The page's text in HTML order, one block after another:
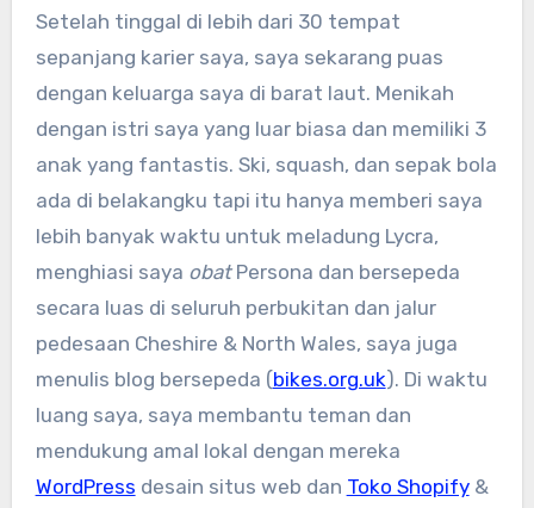
Setelah tinggal di lebih dari 30 tempat
sepanjang karier saya, saya sekarang puas
dengan keluarga saya di barat laut. Menikah
dengan istri saya yang luar biasa dan memiliki 3
anak yang fantastis. Ski, squash, dan sepak bola
ada di belakangku tapi itu hanya memberi saya
lebih banyak waktu untuk meladung Lycra,
menghiasi saya obatPersona dan bersepeda
secara luas di seluruh perbukitan dan jalur
pedesaan Cheshire & North Wales, saya juga
menulis blog bersepeda (bikes.org.uk). Di waktu
luang saya, saya membantu teman dan
mendukung amal lokal dengan mereka
WordPress desain situs web dan Toko Shopify&